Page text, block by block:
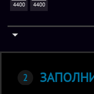
4400 4400